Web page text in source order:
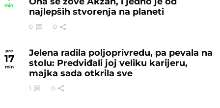
min
najlepših stvorenja na planeti
0 0
pre
17
min
Jelena radila poljoprivredu, pa pevala na
stolu: Predviđali joj veliku karijeru,
majka sada otkrila sve
1 0